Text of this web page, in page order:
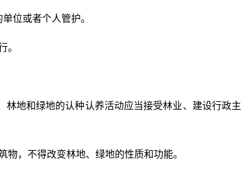
位或者个人管护。
。
地和绿地的认种认养活动应当接受林业、建设行政主
，不得改变林地、绿地的性质和功能。